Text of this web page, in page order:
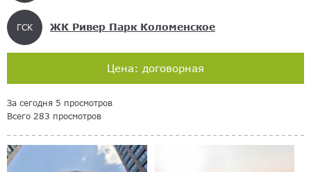
ГСК ЖК Ривер Парк Коломенское
Цена: договорная
За сегодня 5 просмотров
Всего 283 просмотров